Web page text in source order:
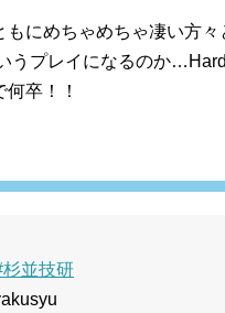
もにめちゃめちゃ凄い方
うプレイになるのか
卒！！
杉並技研